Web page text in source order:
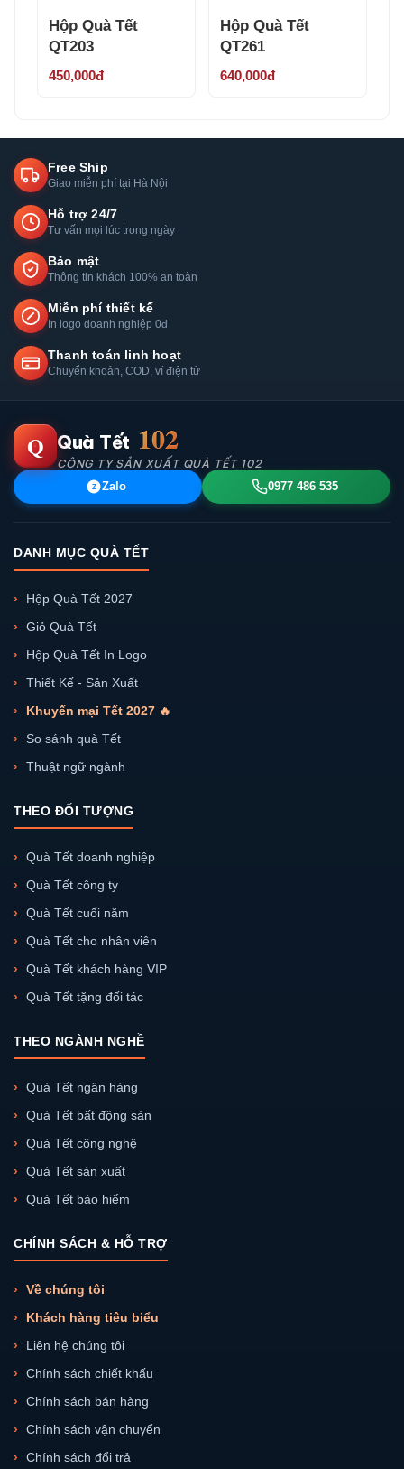
Hộp Quà Tết
QT203
450,000đ
Hộp Quà Tết
QT261
640,000đ
Free Ship
Giao miễn phí tại Hà Nội
Hỗ trợ 24/7
Tư vấn mọi lúc trong ngày
Bảo mật
Thông tin khách 100% an toàn
Miễn phí thiết kế
In logo doanh nghiệp 0đ
Thanh toán linh hoạt
Chuyển khoản, COD, ví điện tử
Q Quà Tết 102
CÔNG TY SẢN XUẤT QUÀ TẾT 102
Z Zalo 0977 486 535
DANH MỤC QUÀ TẾT
Hộp Quà Tết 2027
Giỏ Quà Tết
Hộp Quà Tết In Logo
Thiết Kế - Sản Xuất
Khuyến mại Tết 2027 🔥
So sánh quà Tết
Thuật ngữ ngành
THEO ĐỐI TƯỢNG
Quà Tết doanh nghiệp
Quà Tết công ty
Quà Tết cuối năm
Quà Tết cho nhân viên
Quà Tết khách hàng VIP
Quà Tết tặng đối tác
THEO NGÀNH NGHỀ
Quà Tết ngân hàng
Quà Tết bất động sản
Quà Tết công nghệ
Quà Tết sản xuất
Quà Tết bảo hiểm
CHÍNH SÁCH & HỖ TRỢ
Về chúng tôi
Khách hàng tiêu biểu
Liên hệ chúng tôi
Chính sách chiết khấu
Chính sách bán hàng
Chính sách vận chuyển
Chính sách đổi trả